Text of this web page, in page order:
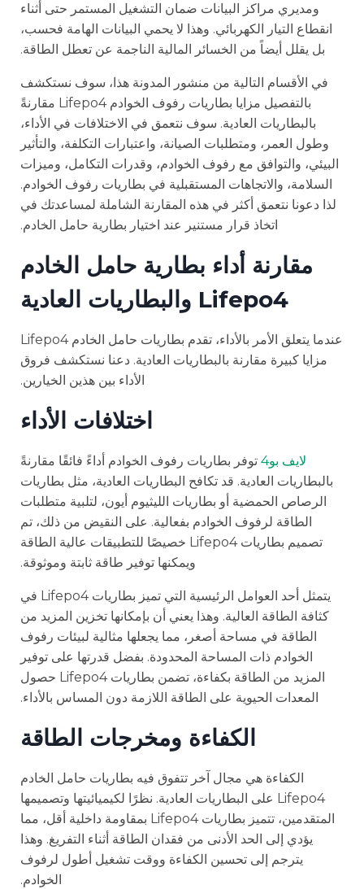
ومديري مراكز البيانات ضمان التشغيل المستمر حتى أثناء
انقطاع التيار الكهربائي. وهذا لا يحمي البيانات الهامة فحسب،
بل يقلل أيضاً من الخسائر المالية الناجمة عن تعطل الطاقة.
في الأقسام التالية من منشور المدونة هذا، سوف نستكشف
بالتفصيل مزايا بطاريات رفوف الخوادم Lifepo4 مقارنةً
بالبطاريات العادية. سوف نتعمق في الاختلافات في الأداء،
وطول العمر، ومتطلبات الصيانة، واعتبارات التكلفة، والتأثير
البيئي، والتوافق مع رفوف الخوادم، وقدرات التكامل، وميزات
السلامة، والاتجاهات المستقبلية في بطاريات رفوف الخوادم.
لذا دعونا نتعمق أكثر في هذه المقارنة الشاملة لمساعدتك في
اتخاذ قرار مستنير عند اختيار بطارية حامل الخادم.
مقارنة أداء بطارية حامل الخادم
Lifepo4 والبطاريات العادية
عندما يتعلق الأمر بالأداء، تقدم بطاريات حامل الخادم Lifepo4
مزايا كبيرة مقارنة بالبطاريات العادية. دعنا نستكشف فروق
الأداء بين هذين الخيارين.
اختلافات الأداء
لايف بو4
توفر بطاريات رفوف الخوادم أداءً فائقًا مقارنةً
بالبطاريات العادية. قد تكافح البطاريات العادية، مثل بطاريات
الرصاص الحمضية أو بطاريات الليثيوم أيون، لتلبية متطلبات
الطاقة لرفوف الخوادم بفعالية. على النقيض من ذلك، تم
تصميم بطاريات Lifepo4 خصيصًا للتطبيقات عالية الطاقة
ويمكنها توفير طاقة ثابتة وموثوقة.
يتمثل أحد العوامل الرئيسية التي تميز بطاريات Lifepo4 في
كثافة الطاقة العالية. وهذا يعني أن بإمكانها تخزين المزيد من
الطاقة في مساحة أصغر، مما يجعلها مثالية لبيئات رفوف
الخوادم ذات المساحة المحدودة. بفضل قدرتها على توفير
المزيد من الطاقة بكفاءة، تضمن بطاريات Lifepo4 حصول
المعدات الحيوية على الطاقة اللازمة دون المساس بالأداء.
الكفاءة ومخرجات الطاقة
الكفاءة هي مجال آخر تتفوق فيه بطاريات حامل الخادم
Lifepo4 على البطاريات العادية. نظرًا لكيميائيتها وتصميمها
المتقدمين، تتميز بطاريات Lifepo4 بمقاومة داخلية أقل، مما
يؤدي إلى الحد الأدنى من فقدان الطاقة أثناء التفريغ. وهذا
يترجم إلى تحسين الكفاءة ووقت تشغيل أطول لرفوف
الخوادم.